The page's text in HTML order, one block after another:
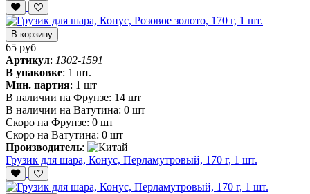
В корзину
65 руб
Артикул: 1302-1591
В упаковке: 1 шт.
Мин. партия: 1 шт
В наличии на Фрунзе: 14 шт
В наличии на Ватутина: 0 шт
Скоро на Фрунзе: 0 шт
Скоро на Ватутина: 0 шт
Производитель:
Грузик для шара, Конус, Перламутровый, 170 г, 1 шт.